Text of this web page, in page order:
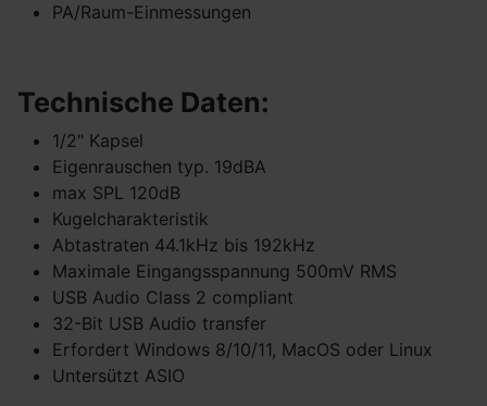
PA/Raum-Einmessungen
Technische Daten:
1/2" Kapsel
Eigenrauschen typ. 19dBA
max SPL 120dB
Kugelcharakteristik
Abtastraten 44.1kHz bis 192kHz
Maximale Eingangsspannung 500mV RMS
USB Audio Class 2 compliant
32-Bit USB Audio transfer
Erfordert Windows 8/10/11, MacOS oder Linux
Untersützt ASIO